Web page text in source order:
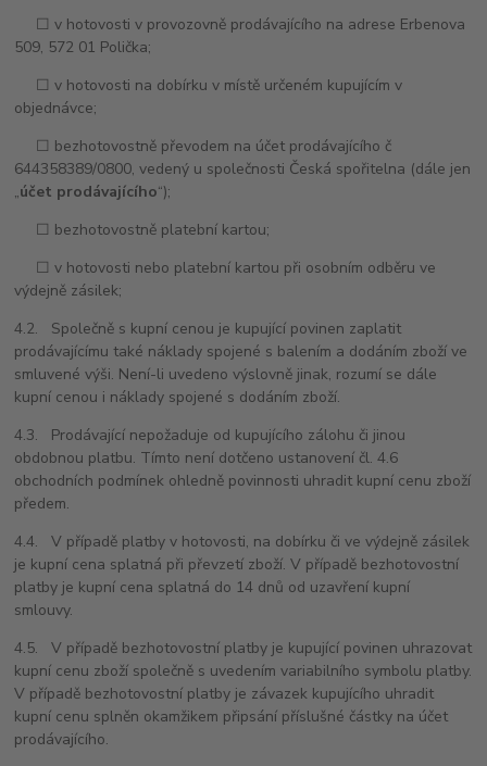
☐ v hotovosti v provozovně prodávajícího na adrese Erbenova
509, 572 01 Polička;
☐ v hotovosti na dobírku v místě určeném kupujícím v
objednávce;
☐ bezhotovostně převodem na účet prodávajícího č
644358389/0800, vedený u společnosti Česká spořitelna (dále jen
„účet prodávajícího“);
☐ bezhotovostně platební kartou;
☐ v hotovosti nebo platební kartou při osobním odběru ve
výdejně zásilek;
4.2. Společně s kupní cenou je kupující povinen zaplatit
prodávajícímu také náklady spojené s balením a dodáním zboží ve
smluvené výši. Není-li uvedeno výslovně jinak, rozumí se dále
kupní cenou i náklady spojené s dodáním zboží.
4.3. Prodávající nepožaduje od kupujícího zálohu či jinou
obdobnou platbu. Tímto není dotčeno ustanovení čl. 4.6
obchodních podmínek ohledně povinnosti uhradit kupní cenu zboží
předem.
4.4. V případě platby v hotovosti, na dobírku či ve výdejně zásilek
je kupní cena splatná při převzetí zboží. V případě bezhotovostní
platby je kupní cena splatná do 14 dnů od uzavření kupní
smlouvy.
4.5. V případě bezhotovostní platby je kupující povinen uhrazovat
kupní cenu zboží společně s uvedením variabilního symbolu platby.
V případě bezhotovostní platby je závazek kupujícího uhradit
kupní cenu splněn okamžikem připsání příslušné částky na účet
prodávajícího.